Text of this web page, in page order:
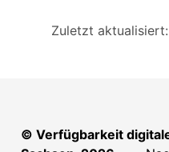
Zuletzt
© Verfügbarkeit